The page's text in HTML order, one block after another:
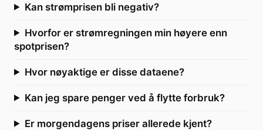
Kan strømprisen bli negativ?
Hvorfor er strømregningen min høyere enn
spotprisen?
Hvor nøyaktige er disse dataene?
Kan jeg spare penger ved å flytte forbruk?
Er morgendagens priser allerede kjent?